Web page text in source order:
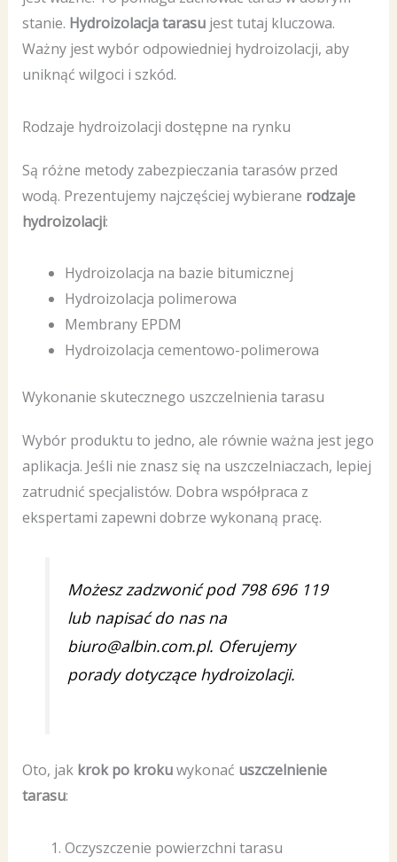
stanie. Hydroizolacja tarasujest tutaj kluczowa.
Ważny jest wybór odpowiedniej hydroizolacji, aby
uniknąć wilgoci i szkód.
Rodzaje hydroizolacji dostępne na rynku
Są różne metody zabezpieczania tarasów przed
wodą. Prezentujemy najczęściej wybierane rodzaje
hydroizolacji:
Hydroizolacja na bazie bitumicznej
Hydroizolacja polimerowa
Membrany EPDM
Hydroizolacja cementowo-polimerowa
Wykonanie skutecznego uszczelnienia tarasu
Wybór produktu to jedno, ale równie ważna jest jego
aplikacja. Jeśli nie znasz się na uszczelniaczach, lepiej
zatrudnić specjalistów. Dobra współpraca z
ekspertami zapewni dobrze wykonaną pracę.
Możesz zadzwonić pod 798 696 119
lub napisać do nas na
biuro@albin.com.pl. Oferujemy
porady dotyczące hydroizolacji.
Oto, jak krok po krokuwykonać uszczelnienie
tarasu:
Oczyszczenie powierzchni tarasu